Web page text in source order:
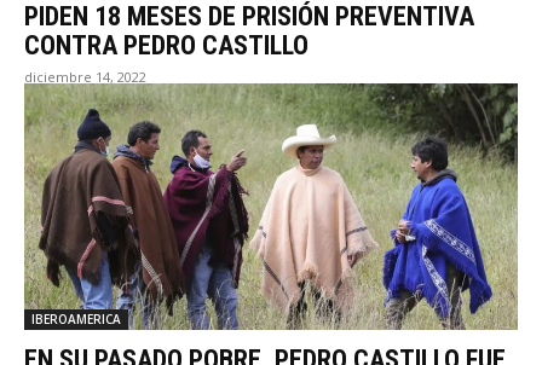
PIDEN 18 MESES DE PRISIÓN PREVENTIVA
CONTRA PEDRO CASTILLO
diciembre 14, 2022
IBEROAMERICA